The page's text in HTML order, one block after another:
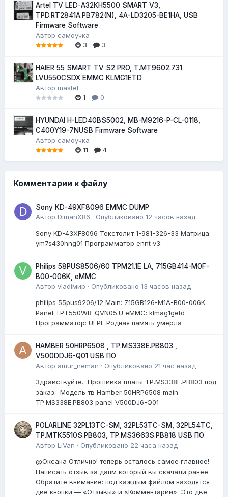
Artel TV LED-A32KH5500 SMART V3,
TPD.RT2841A.PB782(N), 4A-LD3205-BE1HA, USB
Firmware Software
Автор самоучка
3
3
HAIER 55 SMART TV S2 PRO, T.MT9602.731
LVU550CSDX EMMC KLMG1ETD
Автор mastel
1
0
HYUNDAI H-LED40BS5002, MB-M9216-P-CL-0118,
C400Y19-7NUSB Firmware Software
Автор самоучка
11
4
Комментарии к файлу
Sony KD-49XF8096 EMMC DUMP
Автор DimanX86 · Опубликовано 12 часов назад
Sony KD-43XF8096 Текстолит 1-981-326-33 Матрица
ym7s430hng01 Программатор ennt v3.
Philips 58PUS8506/60 TPM21.1E LA, 715GB414-M0F-
B00-006K, eMMC
Автор vladiмир · Опубликовано 13 часов назад
philips 55pus9206/12 Мain: 715GB126-M1A-B00-006K
Panel TPT550WR-QVN05.U eMMC: klmag1getd
Программатор: UFPI Родная память умерла
HAMBER 50HRP6508 , TP.MS338E.PB803 ,
V500DDJ6-Q01 USB ПО
Автор amur_neman · Опубликовано 21 час назад
Здравствуйте. Прошивка платы TP.MS338E.PB803 под
заказ. Модель тв Hamber 50HRP6508 main
TP.MS338E.PB803 panel V500DJ6-Q01
POLARLINE 32PL13TC-SM, 32PL53TC-SM, 32PL54TC,
TP.MTK5510S.PB803, TP.MS3663S.PB818 USB ПО
Автор LiVan · Опубликовано 22 часа назад
@Оксана Отлично! теперь осталось самое главное!
Написать отзыв за дапм который вы скачали ранее.
Обратите внимание: под каждым файлом находятся
две кнопки — «Отзывы» и «Комментарии». Это две